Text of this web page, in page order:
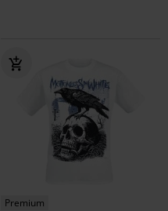
Premium